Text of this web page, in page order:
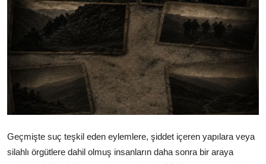
Video
Yazarlar
Arşiv
İletişim
Geçmişte suç teşkil eden eylemlere, şiddet içeren yapılara veya
silahlı örgütlere dahil olmuş insanların daha sonra bir araya